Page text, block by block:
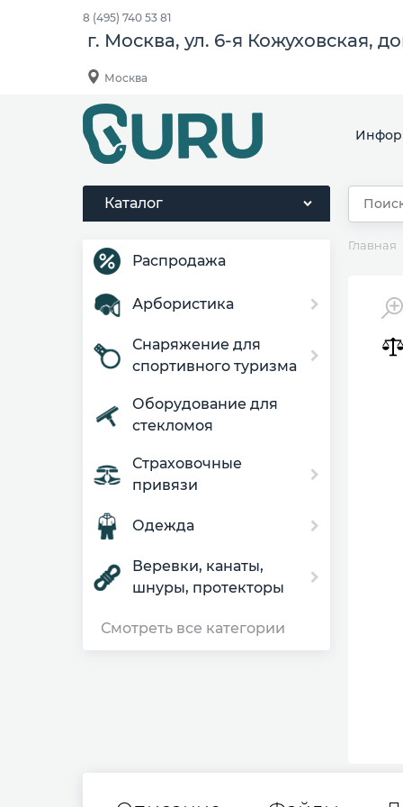
8 (495) 740 53 81
г. Москва, ул. 6-я Кожуховская,
Москва
Каталог
Распродажа
Арбористика
Снаряжение для
спортивного туризма
Оборудование для
стекломоя
Страховочные
привязи
Одежда
Веревки, канаты,
шнуры, протекторы
Смотреть все категории
Главная